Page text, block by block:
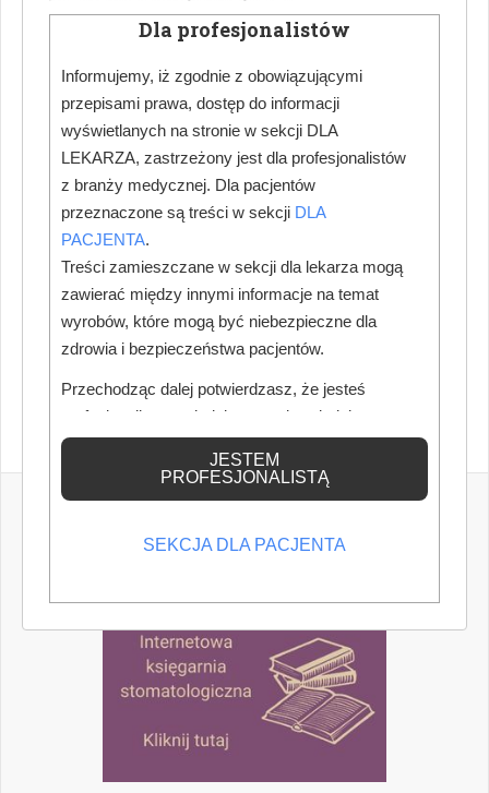
Dla profesjonalistów
Informujemy, iż zgodnie z obowiązującymi
przepisami prawa, dostęp do informacji
wyświetlanych na stronie w sekcji DLA
LEKARZA, zastrzeżony jest dla profesjonalistów
z branży medycznej. Dla pacjentów
przeznaczone są treści w sekcji DLA
PACJENTA.
Treści zamieszczane w sekcji dla lekarza mogą
zawierać między innymi informacje na temat
wyrobów, które mogą być niebezpieczne dla
zdrowia i bezpieczeństwa pacjentów.
Przechodząc dalej potwierdzasz, że jesteś
profesjonalistą posiadającym odpowiednią
wiedzę medyczną.
JESTEM
PROFESJONALISTĄ
SEKCJA DLA PACJENTA